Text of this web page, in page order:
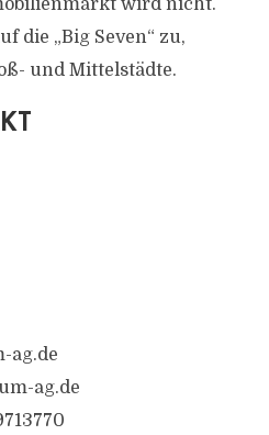
wird nicht.
die „Big Seven“ zu,
und Mittelstädte.
ag.de
ag.de